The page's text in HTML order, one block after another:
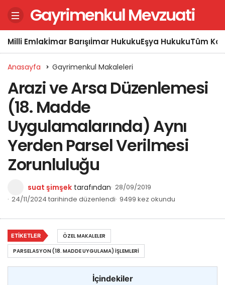
Gayrimenkul Mevzuati
Milli Emlakİmar Barışıİmar HukukuEşya HukukuTüm
Anasayfa Gayrimenkul Makaleleri
Arazi ve Arsa Düzenlemesi
(18. Madde
Uygulamalarında) Aynı
Yerden Parsel Verilmesi
Zorunluluğu
suat şimşek tarafından 28/09/2019
24/11/2024 tarihinde düzenlendi 9499 kez okundu
İçindekiler
ETIKETLER
ÖZEL MAKALELER
PARSELASYON (18. MADDE UYGULAMA) İŞLEMLERI